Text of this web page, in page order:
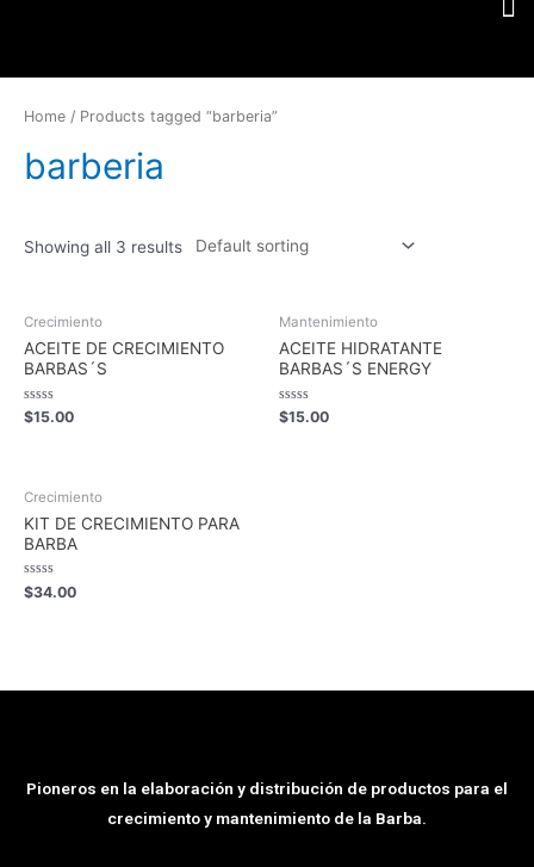
Home / Products tagged “barberia”
barberia
Showing all 3 results
Crecimiento
ACEITE DE CRECIMIENTO
BARBAS´S
Rated
0
$15.00
Mantenimiento
ACEITE HIDRATANTE
BARBAS´S ENERGY
Rated
0
$15.00
Crecimiento
KIT DE CRECIMIENTO PARA
BARBA
Rated
0
$34.00
Pioneros en la elaboración y distribución de productos para el
crecimiento y mantenimiento de la Barba.